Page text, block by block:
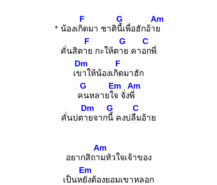
* น้องเกิด
F
มา ชาตินี้เ
G
พื่อฮักอ้าย
Am
คั่นสิตาย
F
กะให้ตาย
G
คาอก
C
พี่
เขา
Dm
ให้น้องเกิด
F
มาฮัก
คน
G
หลายใจ
Em
จั่งพี่
Am
คั่นบ่ตาย
Dm
จากนี้
G
คงบ่ลืม
C
อ้าย
อยากสิถาม
Am
หัวใจเจ้าของ
เป็นหยัง
Em
ต้องยอมเขาหลอก